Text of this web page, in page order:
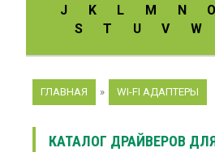
J
K L M N O
S
T U V W
ГЛАВНАЯ » WI-FI АДАПТЕРЫ
КАТАЛОГ ДРАЙВЕРОВ